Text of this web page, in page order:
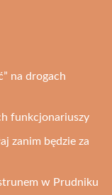
na drogach
funkcjonariuszy
zanim będzie za
w Prudniku